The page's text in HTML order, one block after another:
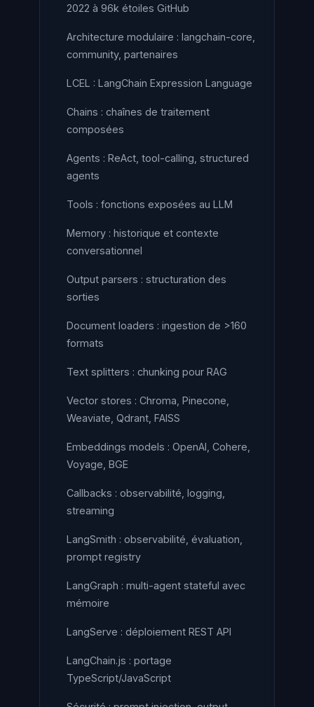
2022 à 96k étoiles GitHub
Architecture modulaire : langchain-core,
community, partenaires
LCEL : LangChain Expression Language
Chains : chaînes de traitement
composées
Agents : ReAct, tool-calling, structured
agents
Tools : fonctions exposées au LLM
Memory : historique et contexte
conversationnel
Output parsers : structuration des
sorties
Document loaders : ingestion de >160
formats
Text splitters : chunking pour RAG
Vector stores : Chroma, Pinecone,
Weaviate, Qdrant, FAISS
Embeddings models : OpenAI, Cohere,
Voyage, BGE
Callbacks : observabilité, logging,
streaming
LangSmith : observabilité, évaluation,
prompt registry
LangGraph : multi-agent stateful avec
mémoire
LangServe : déploiement REST API
LangChain.js : portage
TypeScript/JavaScript